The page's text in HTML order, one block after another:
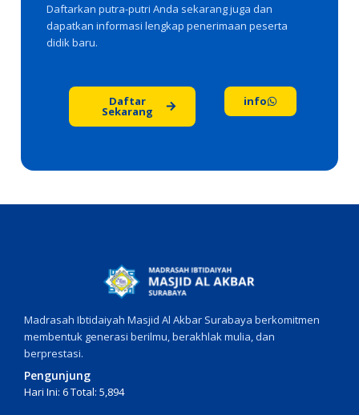
Daftarkan putra-putri Anda sekarang juga dan
dapatkan informasi lengkap penerimaan peserta
didik baru.
Daftar
Sekarang
info
Madrasah Ibtidaiyah Masjid Al Akbar Surabaya berkomitmen
membentuk generasi berilmu, berakhlak mulia, dan
berprestasi.
Pengunjung
Hari Ini: 6 Total: 5,894